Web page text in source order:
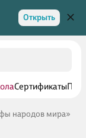
Открыть
Сертификаты
народов мира»